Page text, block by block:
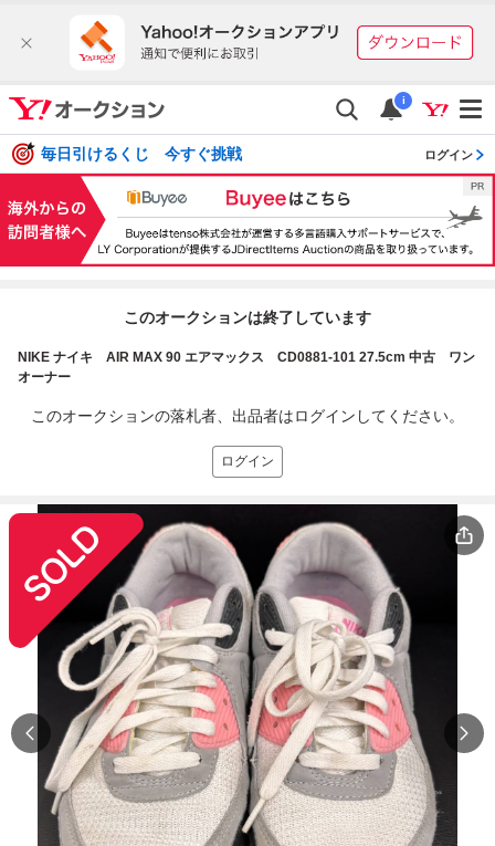
i
毎日引けるくじ 今すぐ挑戦 ログイン
このオークションは終了しています
NIKE ナイキ AIR MAX 90 エアマックス CD0881-101 27.5cm 中古 ワン
オーナー
このオークションの落札者、出品者はログインしてください。
ログイン